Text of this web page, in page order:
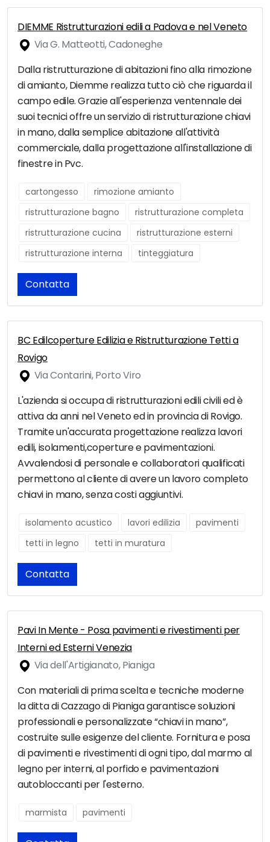
DIEMME Ristrutturazioni edili a Padova e nel Veneto
Via G. Matteotti, Cadoneghe
Dalla ristrutturazione di abitazioni fino alla rimozione
di amianto, Diemme realizza tutto ciò che riguarda il
campo edile. Grazie all'esperienza ventennale dei
suoi tecnici offre un servizio di ristrutturazione chiavi
in mano, dalla semplice abitazione all'attività
commerciale, dalla progettazione all'installazione di
finestre in Pvc.
cartongesso
rimozione amianto
ristrutturazione bagno
ristrutturazione completa
ristrutturazione cucina
ristrutturazione esterni
ristrutturazione interna
tinteggiatura
Contatta
BC Edilcoperture Edilizia e Ristrutturazione Tetti a
Rovigo
Via Contarini, Porto Viro
L'azienda si occupa di ristrutturazioni edili civili ed è
attiva da anni nel Veneto ed in provincia di Rovigo.
Tramite un'accurata progettazione realizza lavori
edili, isolamenti,coperture e pavimentazioni.
Avvalendosi di personale e collaboratori qualificati
permettono al cliente di avere un lavoro completo
chiavi in mano, senza costi aggiuntivi.
isolamento acustico lavori edilizia
pavimenti
tetti in legno
tetti in muratura
Contatta
Pavi In Mente - Posa pavimenti e rivestimenti per
Interni ed Esterni Venezia
Via dell'Artigianato, Pianiga
Con materiali di prima scelta e tecniche moderne
la ditta di Cazzago di Pianiga garantisce soluzioni
professionali e personalizzate “chiavi in mano”,
costruite sulle esigenze del cliente. Fornitura e posa
di pavimenti e rivestimenti di ogni tipo, dal marmo al
legno per interni, al porfido e pavimentazioni
autobloccanti per l'esterno.
marmista pavimenti